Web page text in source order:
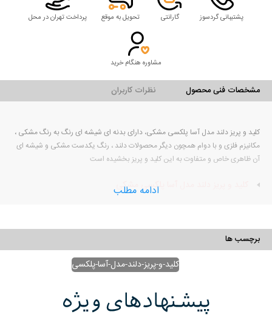
پشتیبانی گردسوز گارانتی تحویل به موقع پرداخت تهران در محل
مشاوره هنگام خرید
مشخصات فنی محصول نظرات کاربران
کلید و پریز دلند مدل آسا پلکسی مشکی، دارای بدنه ای شیشه ای رنگ به رنگ مشکی ،
مکانیزم فلزی و با دوام همچون دیگر محصولات دلند ، رنگ یکدست مشکی و شیشه ای
آن ظاهری خاص و متفاوت به این کلید و پریز بخشیده است
کلید و پریز دلند مدل آسا پلکسی مشکی
برند
دلند
مدل
مشکی
باکالیت
ABS
ادامه مطلب
برچسب ها
کلید-و-پریز-دلند-مدل-آسا-پلکسی